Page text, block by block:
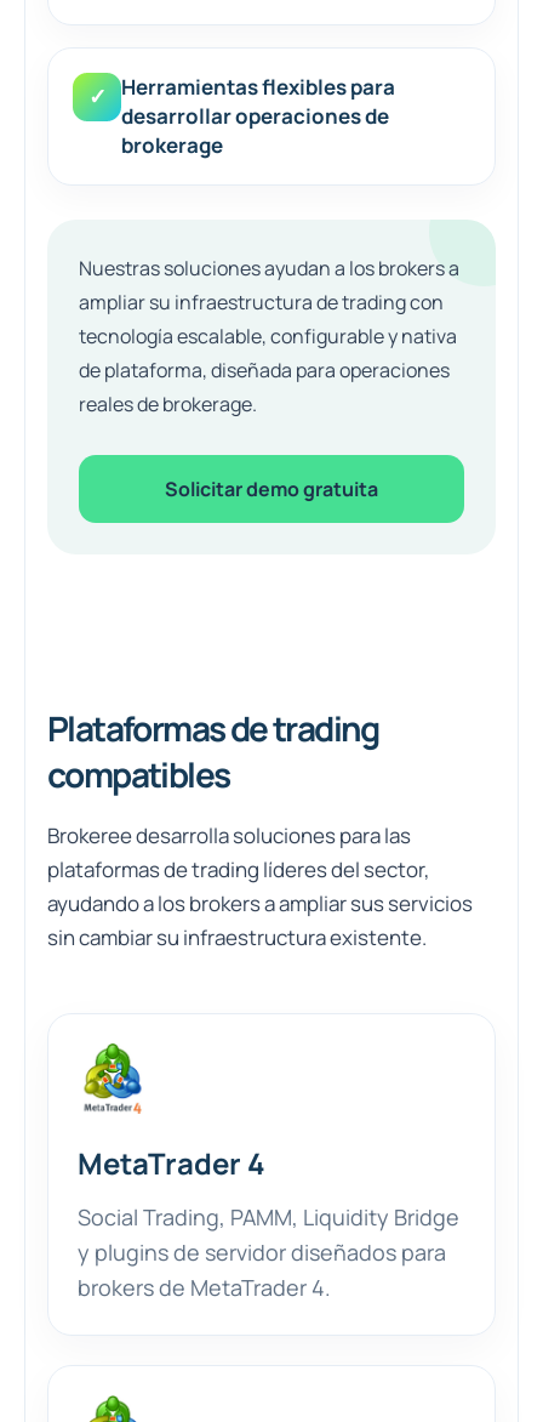
✓ Herramientas flexibles para
desarrollar operaciones de
brokerage
Nuestras soluciones ayudan a los brokers a
ampliar su infraestructura de trading con
tecnología escalable, configurable y nativa
de plataforma, diseñada para operaciones
reales de brokerage.
Solicitar demo gratuita
Plataformas de trading
compatibles
Brokeree desarrolla soluciones para las
plataformas de trading líderes del sector,
ayudando a los brokers a ampliar sus servicios
sin cambiar su infraestructura existente.
MetaTrader 4
Social Trading, PAMM, Liquidity Bridge
y plugins de servidor diseñados para
brokers de MetaTrader 4.